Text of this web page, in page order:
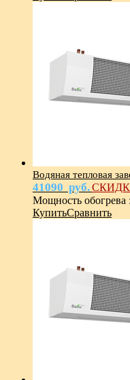
Водяная тепловая
41090 руб.
Мощность обогрева :
КупитьСравнить